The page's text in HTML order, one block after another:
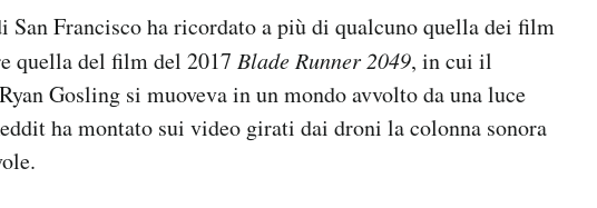
San Francisco ha ricordato a più di qualcuno quella dei film
quella del film del 2017 Blade Runner 2049, in cui il
Gosling si muoveva in un mondo avvolto da una luce
ha montato sui video girati dai droni la colonna sonora